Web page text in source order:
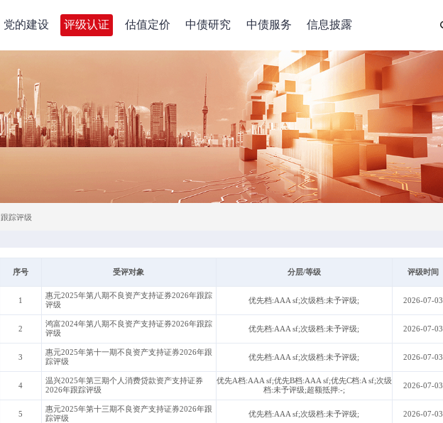
党的建设 评级认证 估值定价 中债研究 中债服务 信息披露
跟踪评级
序号 受评对象 分层/等级 评级时间
1
惠元2025年第八期不良资产支持证券2026年跟踪
评级
优先档:AAA sf;次级档:未予评级; 2026-07-03
2
鸿富2024年第八期不良资产支持证券2026年跟踪
评级
优先档:AAA sf;次级档:未予评级; 2026-07-03
3
惠元2025年第十一期不良资产支持证券2026年跟
踪评级
优先档:AAA sf;次级档:未予评级; 2026-07-03
4
温兴2025年第三期个人消费贷款资产支持证券
2026年跟踪评级
优先A档:AAA sf;优先B档:AAA sf;优先C档:A sf;次级
档:未予评级;超额抵押:-;
2026-07-03
5
惠元2025年第十三期不良资产支持证券2026年跟
踪评级
优先档:AAA sf;次级档:未予评级; 2026-07-03